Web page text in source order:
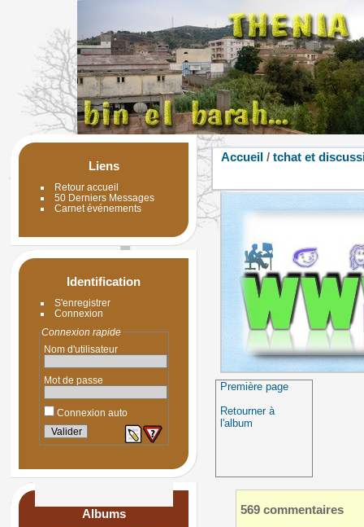
Liens
Retour accueil
50 Derniers Messages
Carnet événements
Identification
S'enregistrer
Connexion
Connexion rapide
Nom d'utilisateur
Mot de passe
Connexion auto
Albums
Accueil / tchat et
Première page
Retourner à
l'album
569 commentaires